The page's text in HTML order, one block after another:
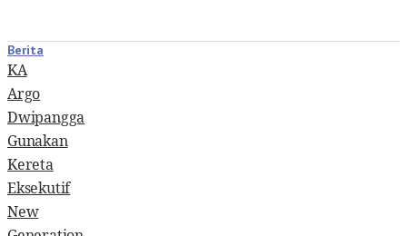
Berita
KA
Argo
Dwipangga
Gunakan
Kereta
Eksekutif
New